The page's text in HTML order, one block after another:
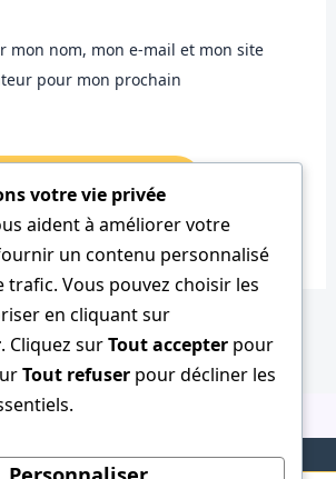
mon nom, mon e-mail et mon site
pour mon prochain
votre vie privée
aident à améliorer votre
un contenu personnalisé
trafic. Vous pouvez choisir les
en cliquant sur
. Cliquez surTout accepter pour
Tout refuser pour décliner les